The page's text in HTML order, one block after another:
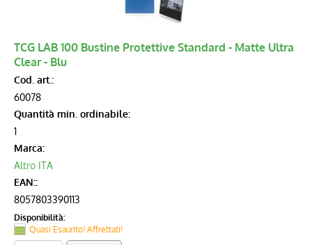
TCG LAB 100 Bustine Protettive Standard - Matte Ultra
Clear - Blu
Cod. art.:
60078
Quantità min. ordinabile:
1
Marca:
Altro ITA
EAN::
8057803390113
Disponibilità:
Quasi Esaurito! Affrettati!